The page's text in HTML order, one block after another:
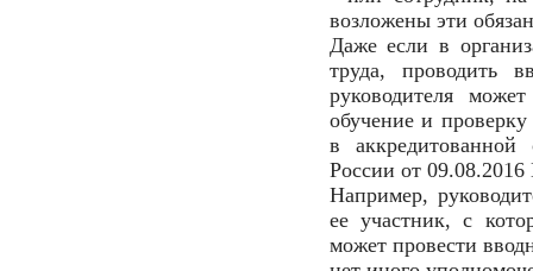
возложены эти
Даже если в
труда, проводить
руководителя
обучение и
в
России от
Например,
ее участник, с
может провести